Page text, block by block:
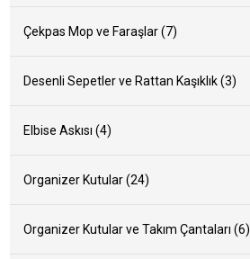
Çekpas Mop ve Faraşlar (7)
Desenli Sepetler ve Rattan Kaşıklık (3)
Elbise Askısı (4)
Organizer Kutular (24)
Organizer Kutular ve Takım Çantaları (6)